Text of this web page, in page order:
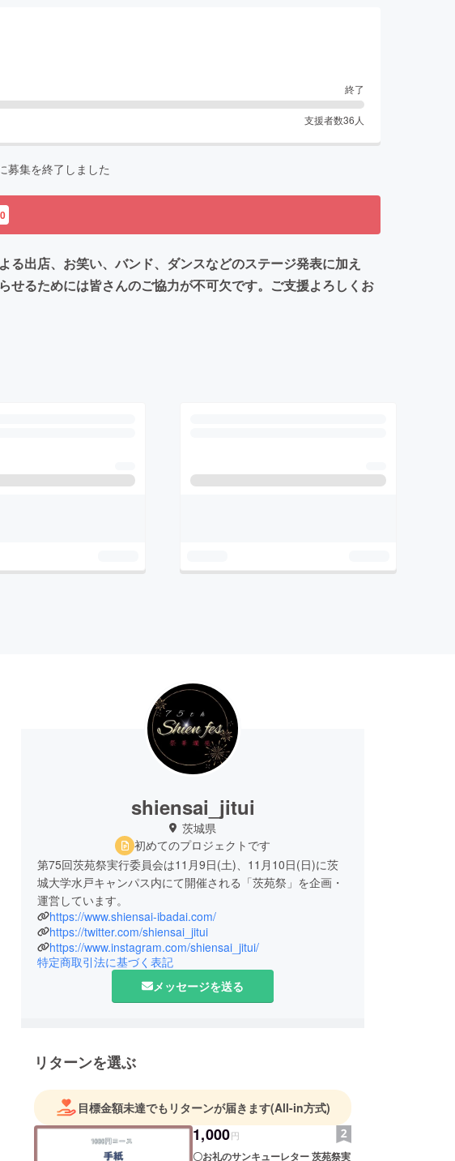
終了
支援者数36 人
募集を終了しました
出店、お笑い、バンド、ダンスなどのステージ発表に加え
るためには皆さんのご協力が不可欠です。ご支援よろしくお
shiensai_jitui
茨城県
初めてのプロジェクトです
第75回茨苑祭実行委員会は11月9日(土)、11月10日(日)に茨
城大学水戸キャンパス内にて開催される「茨苑祭」を企画・
運営しています。
https://www.shiensai-ibadai.com/
https://twitter.com/shiensai_jitui
https://www.instagram.com/shiensai_jitui/
特定商取引法に基づく表記
メッセージを送る
リターンを選ぶ
目標金額未達でもリターンが届きます(All-in方式)
1,000円
〇お礼のサンキューレター 茨苑祭実